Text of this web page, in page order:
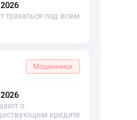
трахаться под всем
Мошенники
о
кредите